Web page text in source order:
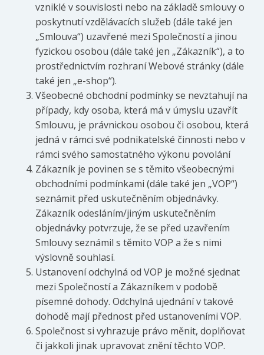
vzniklé v souvislosti nebo na základě smlouvy o
poskytnutí vzdělávacích služeb (dále také jen
„Smlouva“) uzavřené mezi Společností a jinou
fyzickou osobou (dále také jen „Zákazník“), a to
prostřednictvím rozhraní Webové stránky (dále
také jen „e-shop“).
Všeobecné obchodní podmínky se nevztahují na
případy, kdy osoba, která má v úmyslu uzavřít
Smlouvu, je právnickou osobou či osobou, která
jedná v rámci své podnikatelské činnosti nebo v
rámci svého samostatného výkonu povolání
Zákazník je povinen se s těmito všeobecnými
obchodními podmínkami (dále také jen „VOP“)
seznámit před uskutečněním objednávky.
Zákazník odesláním/jiným uskutečněním
objednávky potvrzuje, že se před uzavřením
Smlouvy seznámil s těmito VOP a že s nimi
výslovně souhlasí.
Ustanovení odchylná od VOP je možné sjednat
mezi Společností a Zákazníkem v podobě
písemné dohody. Odchylná ujednání v takové
dohodě mají přednost před ustanoveními VOP.
Společnost si vyhrazuje právo měnit, doplňovat
či jakkoli jinak upravovat znění těchto VOP.